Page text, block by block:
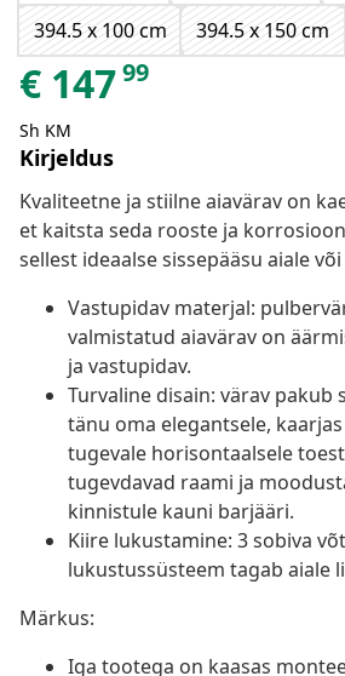
394.5 x 100 cm
394.5 x 150 cm
€ 14799
Sh KM
Kirjeldus
Kvaliteetne ja stiilne aiavärav on
et kaitsta seda rooste ja
sellest ideaalse sissepääsu aiale
Vastupidav materjal:
valmistatud aiavärav on
ja vastupidav.
Turvaline disain: värav
tänu oma elegantsele,
tugevale horisontaalsele
tugevdavad raami ja
kinnistule kauni barjääri.
Kiire lukustamine: 3 sobiva
lukustussüsteem tagab aiale
Märkus:
Iga tootega on kaasas